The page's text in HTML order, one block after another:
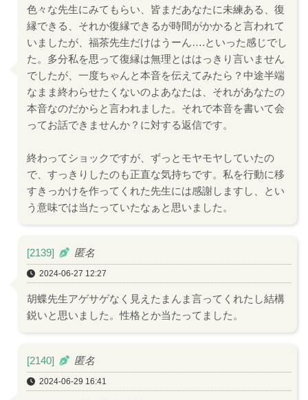
色々な先生にみてもらい、皆まだあなたに未練ある、復
縁できる、それか復縁できるが時間がかかると言われて
いましたが、福茶先生だけはうーん….といった感じでし
た。多分私を思って復縁は無理とははっきり言いません
でしたが、一度ちゃんと本音を伝えてみたら？中途半端
なまま終わらせたくないのよあなたは、それがあなたの
本音なのだからと言われました。それで本音を書いて会
ってお話できませんか？に対する返信です。
終わってショックですが、ずっとモヤモヤしていたの
で、すっきりしたのも正直な気持ちです。私を行動に移
すきっかけを作ってくれた先生には感謝しますし、とい
う意味では当たっていたなぁと思いました。
[2139] 匿名
2024-06-27 12:27
胡蝶先生アゲサゲなく見えたまんま言ってくれたし結構
鋭いと思いました。性格とか当たってました。
[2140] 匿名
2024-06-29 16:41